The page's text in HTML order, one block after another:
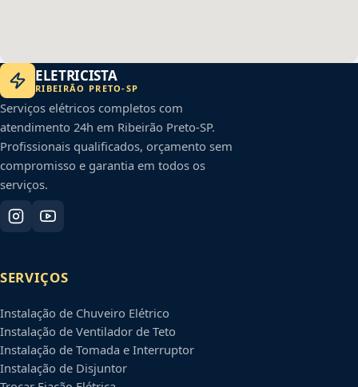
ELETRICISTA
RIBEIRÃO PRETO-SP
Serviços elétricos completos com
atendimento 24h em Ribeirão Preto-SP.
Profissionais qualificados, orçamento sem
compromisso e garantia em todos os
serviços.
SERVIÇOS
Instalação de Chuveiro Elétrico
Instalação de Ventilador de Teto
Instalação de Tomada e Interruptor
Instalação de Disjuntor